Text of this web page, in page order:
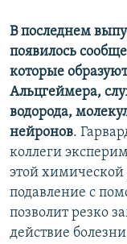
В последнем
появилось
которые
Альцгеймера,
водорода,
нейронов.
коллеги
этой химической
подавление с
позволит резко
действие